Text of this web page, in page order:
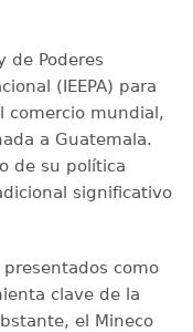
de Poderes
(IEEPA) para
comercio mundial,
a Guatemala.
de su política
significativo
como
clave de la
el Mineco